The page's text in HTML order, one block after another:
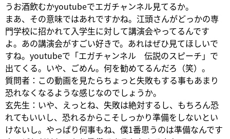
うお酒飲むかyoutubeでエガチャンネル見てるか。
まあ、その意味ではあれですかね。江頭さんがどっかの専
門学校に招かれて入学生に対して講演会やってるんです
よ。あの講演会がすごい好きで。あれはぜひ見てほしいで
すね。youtubeで「エガチャンネル 伝説のスピーチ」で
出てくる。いや、ごめん。何を勧めてるんだろ（笑）。
質問者：この動画を見たらちょっと失敗もする事もあまり
恐れなくなるような感じなのでしょうか。
玄先生：いや、えっとね、失敗は絶対するし、もちろん恐
れてもいいし、恐れるからこそしっかり準備をしないとい
けないし。やっぱり何事もね、僕1番思うのは準備なんです